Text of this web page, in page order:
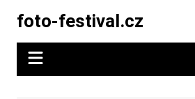
content
foto-festival.cz